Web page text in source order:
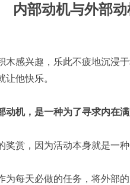
内部动机与外部动
木感兴趣，乐此不疲地沉浸
让他快乐。
动机，是一种为了寻求内在
奖赏，因为活动本身就是一种
为每天必做的任务，将外部